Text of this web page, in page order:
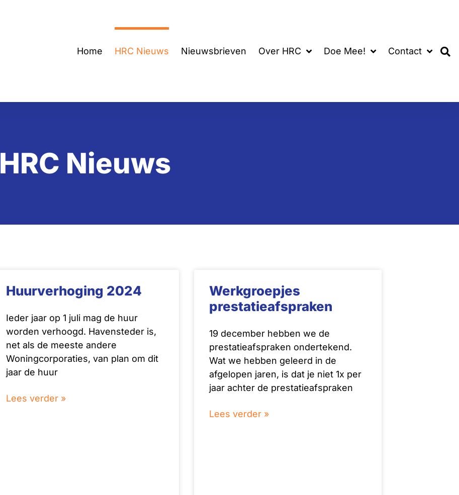
Home HRC Nieuws Nieuwsbrieven Over HRC Doe Mee! Contact
HRC Nieuws
Huurverhoging 2024
Ieder jaar op 1 juli mag de huur
worden verhoogd. Havensteder is,
net als de meeste andere
Woningcorporaties, van plan om dit
jaar de huur
Lees verder »
Werkgroepjes
prestatieafspraken
19 december hebben we de
prestatieafspraken ondertekend.
Wat we hebben geleerd in de
afgelopen jaren, is dat je niet 1x per
jaar achter de prestatieafspraken
Lees verder »